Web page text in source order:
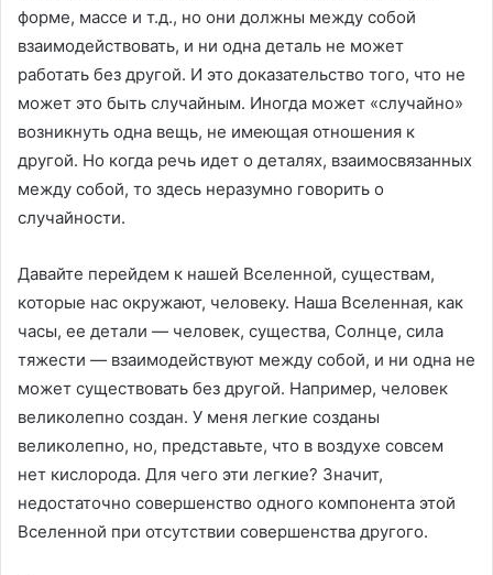
форме, массе и т.д., но они должны между собой
взаимодействовать, и ни одна деталь не может
работать без другой. И это доказательство того, что не
может это быть случайным. Иногда может «случайно»
возникнуть одна вещь, не имеющая отношения к
другой. Но когда речь идет о деталях, взаимосвязанных
между собой, то здесь неразумно говорить о
случайности.
Давайте перейдем к нашей Вселенной, существам,
которые нас окружают, человеку. Наша Вселенная, как
часы, ее детали — человек, существа, Солнце, сила
тяжести — взаимодействуют между собой, и ни одна не
может существовать без другой. Например, человек
великолепно создан. У меня легкие созданы
великолепно, но, представьте, что в воздухе совсем
нет кислорода. Для чего эти легкие? Значит,
недостаточно совершенство одного компонента этой
Вселенной при отсутствии совершенства другого.